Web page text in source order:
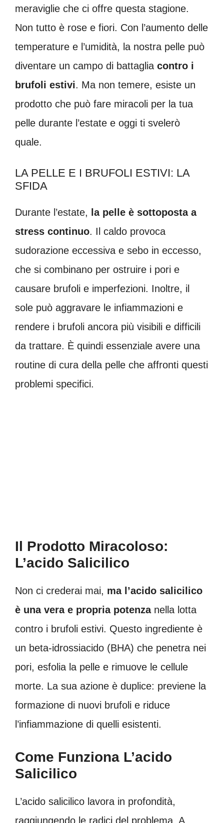
meraviglie che ci offre questa stagione.
Non tutto è rose e fiori. Con l’aumento delle
temperature e l’umidità, la nostra pelle può
diventare un campo di battaglia contro i
brufoli estivi. Ma non temere, esiste un
prodotto che può fare miracoli per la tua
pelle durante l’estate e oggi ti svelerò
quale.
LA PELLE E I BRUFOLI ESTIVI: LA
SFIDA
Durante l’estate, la pelle è sottoposta a
stress continuo. Il caldo provoca
sudorazione eccessiva e sebo in eccesso,
che si combinano per ostruire i pori e
causare brufoli e imperfezioni. Inoltre, il
sole può aggravare le infiammazioni e
rendere i brufoli ancora più visibili e difficili
da trattare. È quindi essenziale avere una
routine di cura della pelle che affronti questi
problemi specifici.
Il Prodotto Miracoloso:
L’acido Salicilico
Non ci crederai mai, ma l’acido salicilico
è una vera e propria potenzanella lotta
contro i brufoli estivi. Questo ingrediente è
un beta-idrossiacido (BHA) che penetra nei
pori, esfolia la pelle e rimuove le cellule
morte. La sua azione è duplice: previene la
formazione di nuovi brufoli e riduce
l’infiammazione di quelli esistenti.
Come Funziona L’acido
Salicilico
L’acido salicilico lavora in profondità,
raggiungendo le radici del problema. A